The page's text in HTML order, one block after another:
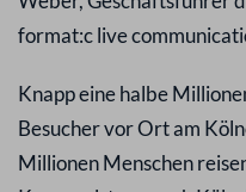
format:c live
Knapp eine halbe
Besucher vor Ort am
Millionen Menschen